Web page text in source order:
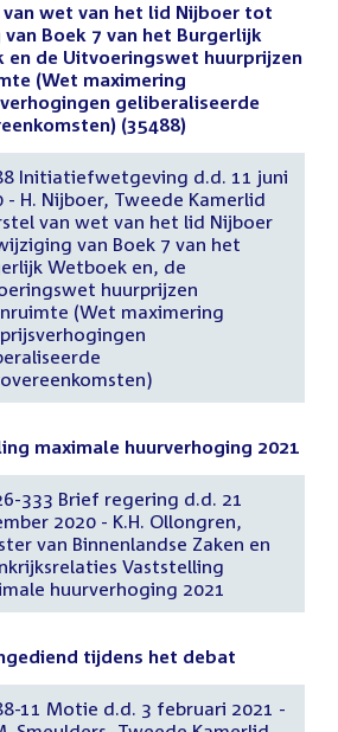
wet van het lid Nijboer tot
Boek 7 van het Burgerlijk
en de Uitvoeringswet huurprijzen
(Wet maximering
geliberaliseerde
(35488)
Initiatiefwetgeving d.d. 11 juni
- H. Nijboer, Tweede Kamerlid
van wet van het lid Nijboer
van Boek 7 van het
Wetboek en, de
huurprijzen
(Wet maximering
maximale huurverhoging 2021
333 Brief regering d.d. 21
2020 - K.H. Ollongren,
van Binnenlandse Zaken en
Vaststelling
huurverhoging 2021
tijdens het debat
11 Motie d.d. 3 februari 2021 -